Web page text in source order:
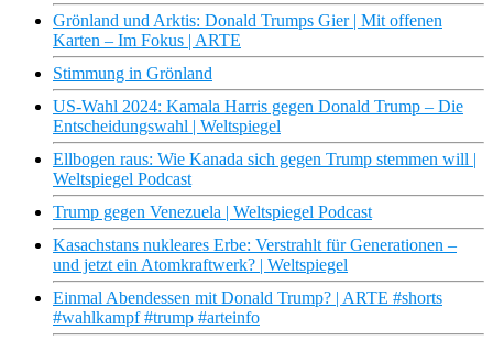
Grönland und Arktis: Donald Trumps Gier | Mit offenen
Karten – Im Fokus | ARTE
Stimmung in Grönland
US-Wahl 2024: Kamala Harris gegen Donald Trump – Die
Entscheidungswahl | Weltspiegel
Ellbogen raus: Wie Kanada sich gegen Trump stemmen will |
Weltspiegel Podcast
Trump gegen Venezuela | Weltspiegel Podcast
Kasachstans nukleares Erbe: Verstrahlt für Generationen –
und jetzt ein Atomkraftwerk? | Weltspiegel
Einmal Abendessen mit Donald Trump? | ARTE #shorts
#wahlkampf #trump #arteinfo